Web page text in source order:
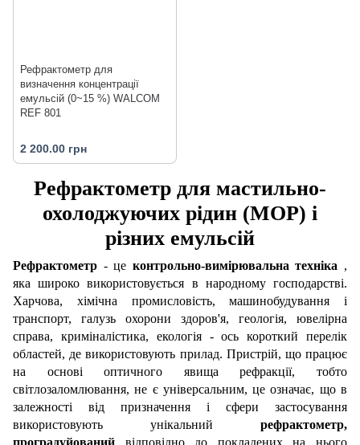
Рефрактометр для
визначення концентрації
емульсій (0~15 %) WALCOM
REF 801
2 200.00 грн
Рефрактометр для мастильно-
охолоджуючих рідин (МОР) і
різних емульсій
Рефрактометр - це контрольно-вимірювальна техніка ,
яка широко використовується в народному господарстві.
Харчова, хімічна промисловість, машинобудування і
транспорт, галузь охорони здоров'я, геологія, ювелірна
справа, криміналістика, екологія - ось короткий перелік
областей, де використовують прилад. Пристрій, що працює
на основі оптичного явища рефракції, тобто
світлозаломлювання, не є універсальним, це означає, що в
залежності від призначення і сфери застосування
використовують унікальний рефрактометр,